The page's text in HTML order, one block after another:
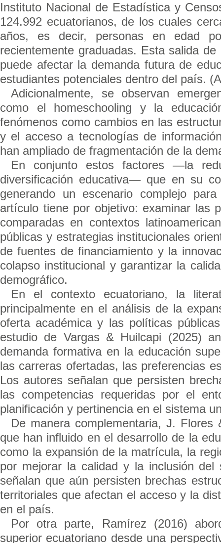
Instituto Nacional de Estadística y
124.992 ecuatorianos, de los cuales
años, es decir, personas en edad
recientemente graduadas. Esta salida
puede afectar la demanda futura de
estudiantes potenciales dentro del país.
Adicionalmente, se observan
como el homeschooling y la
fenómenos como cambios en las
y el acceso a tecnologías de
han ampliado de fragmentación de la
En conjunto estos factores —la
diversificación educativa— que en su
generando un escenario complejo
artículo tiene por objetivo: examinar las
comparadas en contextos
públicas y estrategias institucionales
de fuentes de financiamiento y la
colapso institucional y garantizar la
demográfico.
En el contexto ecuatoriano, la
principalmente en el análisis de la
oferta académica y las políticas
estudio de Vargas & Huilcapi (2025)
demanda formativa en la educación
las carreras ofertadas, las preferencias
Los autores señalan que persisten
las competencias requeridas por el
planificación y pertinencia en el sistema
De manera complementaria, J.
que han influido en el desarrollo de la
como la expansión de la matrícula, la
por mejorar la calidad y la inclusión del
señalan que aún persisten brechas
territoriales que afectan el acceso y la
en el país.
Por otra parte, Ramírez (2016)
superior ecuatoriano desde una